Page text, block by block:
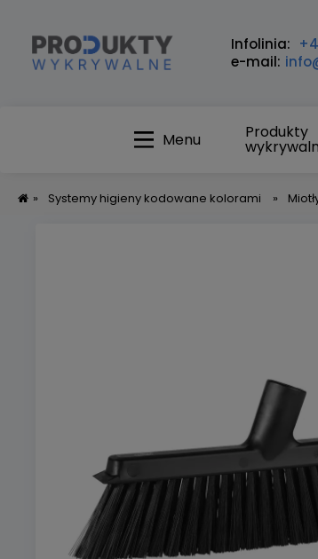
Infolinia:
e-mail:
Menu Produkty
» Systemy higieny kodowane kolorami »